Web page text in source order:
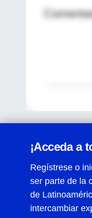
¡Acceda a
Regístrese o
ser parte de la
de
intercambiar
Centro de
Términos y